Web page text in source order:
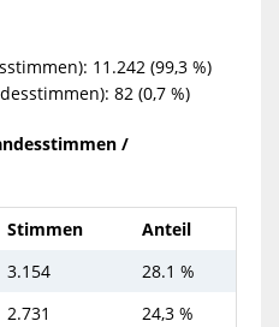
11.242 (99,3 %)
82 (0,7 %)
/
Stimmen
Anteil
3.154
28.1 %
2.731
24,3 %